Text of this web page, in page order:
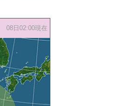
08日02:00現在